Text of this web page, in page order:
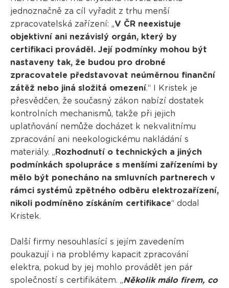
jednoznačně za cíl vyřadit z trhu menší
zpracovatelská zařízení: „V ČR neexistuje
objektivní ani nezávislý orgán, který by
certifikaci prováděl. Její podmínky mohou být
nastaveny tak, že budou pro drobné
zpracovatele představovat neúměrnou finanční
zátěž nebo jiná složitá omezení.“ I Kristek je
přesvědčen, že současný zákon nabízí dostatek
kontrolních mechanismů, takže při jejich
uplatňování nemůže docházet k nekvalitnímu
zpracování ani neekologickému nakládání s
materiály. „ Rozhodnutí o technických a jiných
podmínkách spolupráce s menšími zařízeními by
mělo být ponecháno na smluvních partnerech v
rámci systémů zpětného odběru elektrozařízení,
nikoli podmíněno získáním certifikace“ dodal
Kristek.
Další firmy nesouhlasící s jejím zavedením
poukazují i na problémy kapacit zpracování
elektra, pokud by jej mohlo provádět jen pár
společností s certifikátem. „Několik málo firem, co